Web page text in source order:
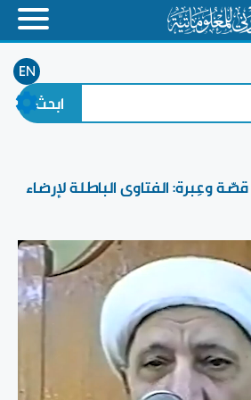
EN
قصّة وعِبرة: الفتاوى الباطلة لإرضاء